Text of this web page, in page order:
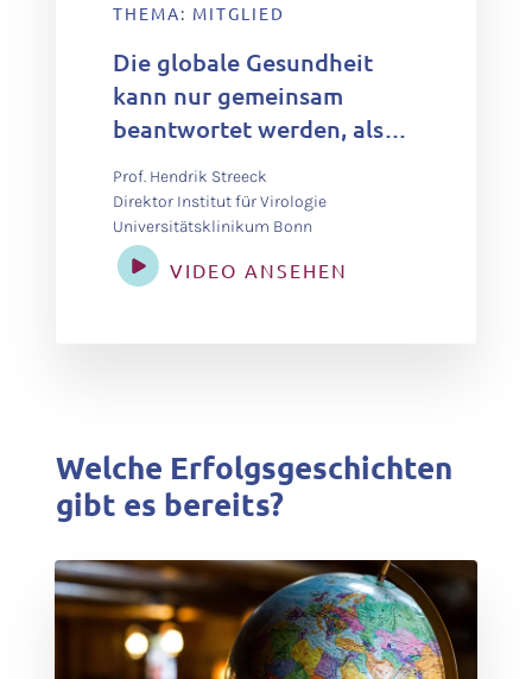
THEMA: MITGLIED
Die globale Gesundheit
kann nur gemeinsam
beantwortet werden, also
Akteuren, die wir haben –
von der Zivilgesellschaft
bis zu Wissenschaftlern.
Prof. Hendrik Streeck
Direktor Institut für Virologie
Universitätsklinikum Bonn
VIDEO ANSEHEN
Welche Erfolgsgeschichten
gibt es bereits?